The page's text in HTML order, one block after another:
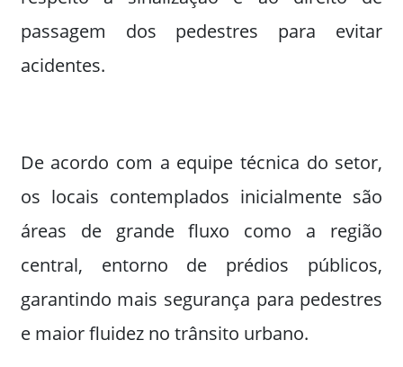
passagem dos pedestres para evitar
acidentes.
De acordo com a equipe técnica do setor,
os locais contemplados inicialmente são
áreas de grande fluxo como a região
central, entorno de prédios públicos,
garantindo mais segurança para pedestres
e maior fluidez no trânsito urbano.